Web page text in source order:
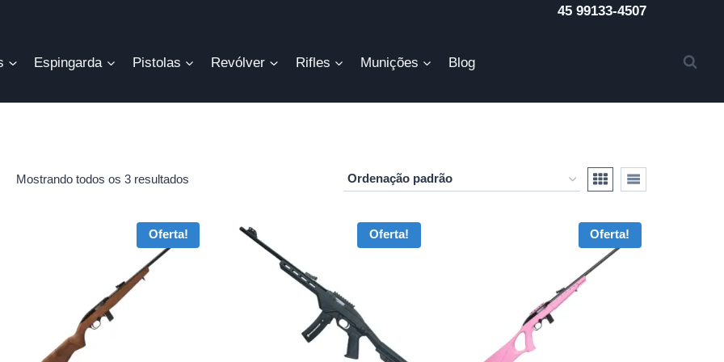
45 99133-4507
Espingarda Pistolas Revólver Rifles Munições Blog
Mostrando todos os 3 resultados
Oferta! Oferta! Oferta!